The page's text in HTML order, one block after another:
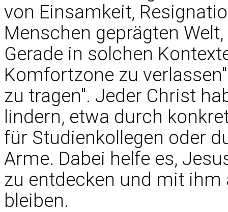
von Einsamkeit,
Menschen geprägten
Gerade in solchen
Komfortzone zu
zu tragen". Jeder Christ
lindern, etwa durch
für Studienkollegen oder
Arme. Dabei helfe es,
zu entdecken und mit ihm
bleiben.